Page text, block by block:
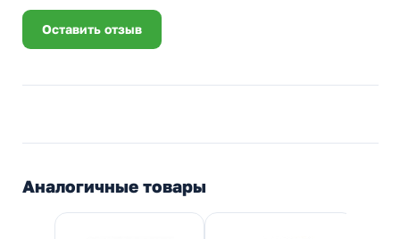
Оставить отзыв
Аналогичные товары